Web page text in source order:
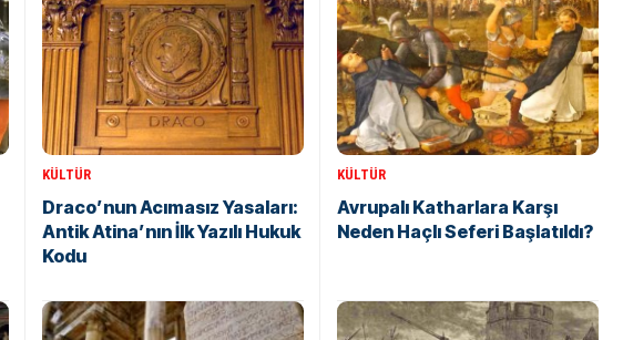
KÜLTÜR
Draco’nun Acımasız Yasaları:
Antik Atina’nın İlk Yazılı Hukuk
Kodu
KÜLTÜR
Avrupalı ​​Katharlara Karşı
Neden Haçlı Seferi Başlatıldı?